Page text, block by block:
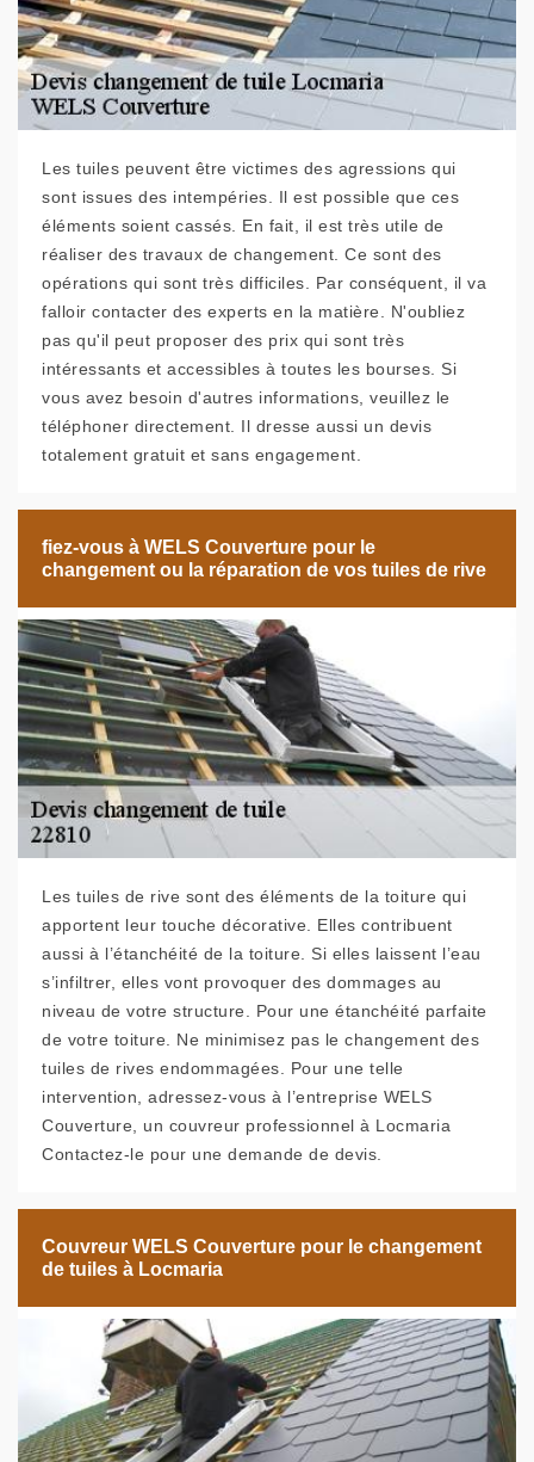
Les tuiles peuvent être victimes des agressions qui
sont issues des intempéries. Il est possible que ces
éléments soient cassés. En fait, il est très utile de
réaliser des travaux de changement. Ce sont des
opérations qui sont très difficiles. Par conséquent, il va
falloir contacter des experts en la matière. N'oubliez
pas qu'il peut proposer des prix qui sont très
intéressants et accessibles à toutes les bourses. Si
vous avez besoin d'autres informations, veuillez le
téléphoner directement. Il dresse aussi un devis
totalement gratuit et sans engagement.
fiez-vous à WELS Couverture pour le
changement ou la réparation de vos tuiles de rive
Les tuiles de rive sont des éléments de la toiture qui
apportent leur touche décorative. Elles contribuent
aussi à l’étanchéité de la toiture. Si elles laissent l’eau
s’infiltrer, elles vont provoquer des dommages au
niveau de votre structure. Pour une étanchéité parfaite
de votre toiture. Ne minimisez pas le changement des
tuiles de rives endommagées. Pour une telle
intervention, adressez-vous à l’entreprise WELS
Couverture, un couvreur professionnel à Locmaria
Contactez-le pour une demande de devis.
Couvreur WELS Couverture pour le changement
de tuiles à Locmaria